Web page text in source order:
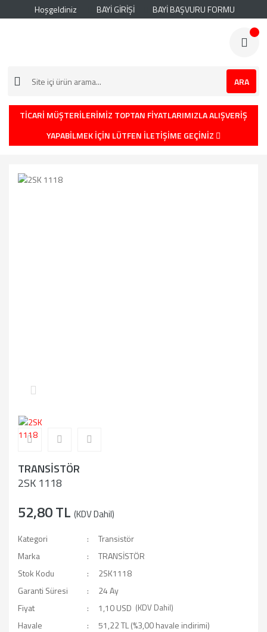
Hoşgeldiniz BAYİ GİRİŞİ BAYİ BAŞVURU FORMU
ARA
TİCARİ MÜŞTERİLERİMİZ TOPTAN FİYATLARIMIZLA ALIŞVERİŞ
YAPABİLMEK İÇİN LÜTFEN İLETİŞİME GEÇİNİZ
TRANSİSTÖR
2SK 1118
52,80 TL (KDV Dahil)
Kategori
Transistör
Marka
TRANSİSTÖR
Stok Kodu
2SK1118
Garanti Süresi
24 Ay
Fiyat
1,10 USD (KDV Dahil)
Havale
51,22 TL (%3,00 havale indirimi)